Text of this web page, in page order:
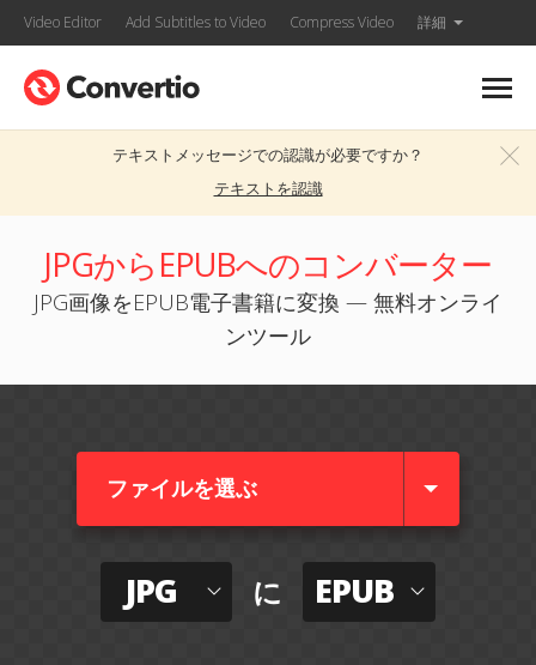
Video Editor Add Subtitles to Video Compress Video 詳細
テキストメッセージでの認識が必要ですか？
テキストを認識
JPGからEPUBへのコンバーター
JPG画像をEPUB電子書籍に変換 — 無料オンライ
ンツール
ファイルを選ぶ
JPG に EPUB